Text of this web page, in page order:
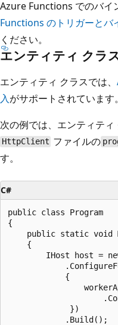
Azure Functions でのバイ
Functions のトリガーとバ
ください。
エンティティ クラ
エンティティ クラスでは、
入がサポートされています。
次の例では、エンティテ
HttpClient ファイルの
す。
C#
public class Program
{
public static void
    {
IHost host =
            {
             })
            .Build();